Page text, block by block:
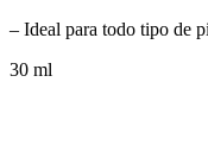
– Ideal para todo tipo de
30 ml